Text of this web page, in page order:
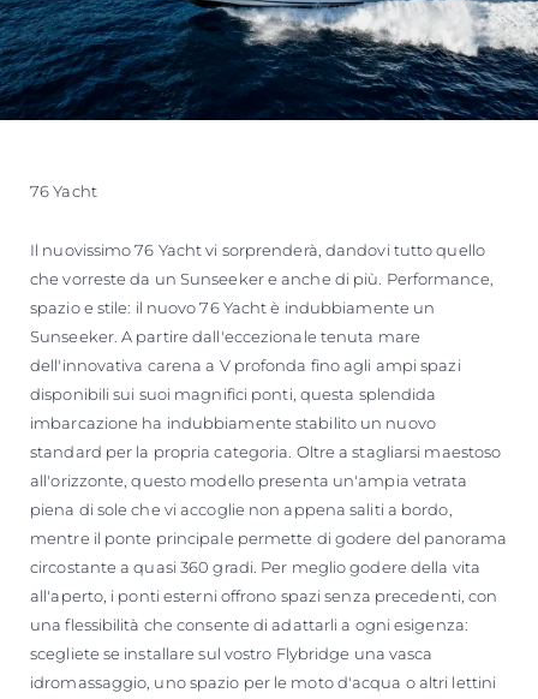
76 Yacht
Il nuovissimo 76 Yacht vi sorprenderà, dandovi tutto quello
che vorreste da un Sunseeker e anche di più. Performance,
spazio e stile: il nuovo 76 Yacht è indubbiamente un
Sunseeker. A partire dall'eccezionale tenuta mare
dell'innovativa carena a V profonda fino agli ampi spazi
disponibili sui suoi magnifici ponti, questa splendida
imbarcazione ha indubbiamente stabilito un nuovo
standard per la propria categoria. Oltre a stagliarsi maestoso
all'orizzonte, questo modello presenta un'ampia vetrata
piena di sole che vi accoglie non appena saliti a bordo,
mentre il ponte principale permette di godere del panorama
circostante a quasi 360 gradi. Per meglio godere della vita
all'aperto, i ponti esterni offrono spazi senza precedenti, con
una flessibilità che consente di adattarli a ogni esigenza:
scegliete se installare sul vostro Flybridge una vasca
idromassaggio, uno spazio per le moto d'acqua o altri lettini